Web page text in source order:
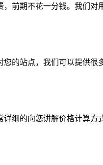
前期不花一分钱。我们对
的站点，我们可以提供
细的向您讲解价格计算